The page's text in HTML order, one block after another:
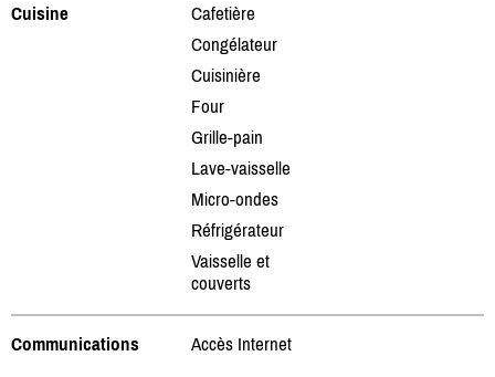
Cuisine
Cafetière
Congélateur
Cuisinière
Four
Grille-pain
Lave-vaisselle
Micro-ondes
Réfrigérateur
Vaisselle et
couverts
Communications Accès Internet